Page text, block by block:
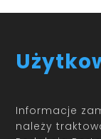
Informacje
należy